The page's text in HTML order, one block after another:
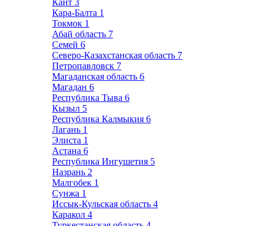
Кант 3
Кара-Балта 1
Токмок 1
Абай область 7
Семей 6
Северо-Казахстанская область 7
Петропавловск 7
Магаданская область 6
Магадан 6
Республика Тыва 6
Кызыл 5
Республика Калмыкия 6
Лагань 1
Элиста 1
Астана 6
Республика Ингушетия 5
Назрань 2
Малгобек 1
Сунжа 1
Иссык-Кульская область 4
Каракол 4